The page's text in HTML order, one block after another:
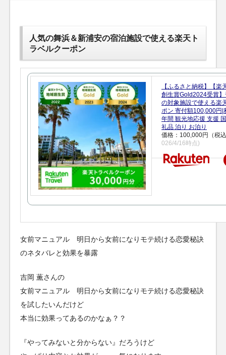
人気の舞浜＆新浦安の宿泊施設で使える楽天ト
ラベルクーポン
【ふるさと納税】【楽
創生賞Gold2024受賞
の対象施設で使える楽
ポン 寄付額100,000円|
年間 観光地応援 支援
礼品 泊り お泊り
価格：100,000円（税
026/4/16時点)
女前マニュアル 明日から女前になりモテ続ける恋愛秘訣
のネタバレと効果を暴露
吉岡 薫さんの
女前マニュアル 明日から女前になりモテ続ける恋愛秘訣
を試したいんだけど
本当に効果ってあるのかなぁ？？
『やってみないと分からない』だろうけど